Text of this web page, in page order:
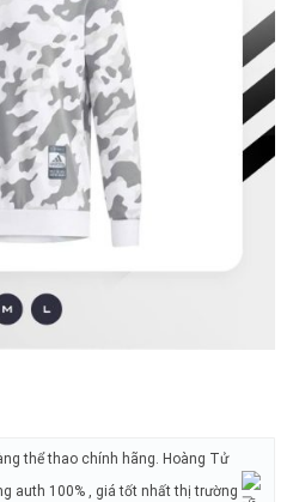
thể thao chính hãng. Hoàng Tử
auth 100% , giá tốt nhất thị trường